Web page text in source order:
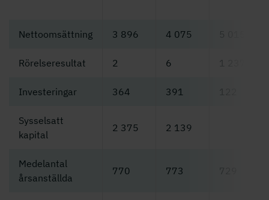
Nettoomsättning 3 896 4 075
Rörelseresultat 2 6 1 237
Investeringar 364 391
Sysselsatt
kapital
2 375 2 139
Medelantal
årsanställda
770 773